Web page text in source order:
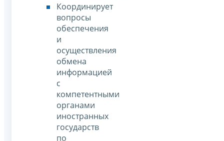
Координирует
вопросы
обеспечения
и
осуществления
обмена
информацией
с
компетентными
органами
иностранных
государств
по